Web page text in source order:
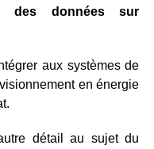
données sur
aux systèmes de
en énergie
détail au sujet du